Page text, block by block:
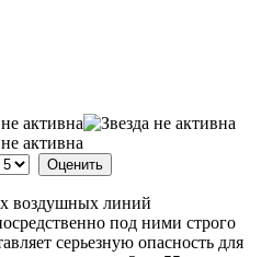
воздушных линий
под ними строго
серьезную опасность для